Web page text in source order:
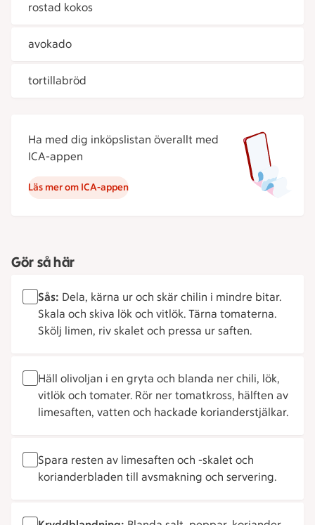
rostad kokos
avokado
tortillabröd
Ha med dig inköpslistan överallt med
ICA-appen
Läs mer om ICA-appen
Gör så här
Sås: Dela, kärna ur och skär chilin i mindre bitar.
Skala och skiva lök och vitlök. Tärna tomaterna.
Skölj limen, riv skalet och pressa ur saften.
Häll olivoljan i en gryta och blanda ner chili, lök,
vitlök och tomater. Rör ner tomatkross, hälften av
limesaften, vatten och hackade korianderstjälkar.
Spara resten av limesaften och -skalet och
korianderbladen till avsmakning och servering.